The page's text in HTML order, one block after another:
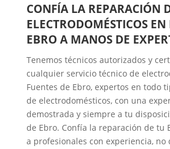
CONFÍA LA REPARACIÓN
ELECTRODOMÉSTICOS EN
EBRO A MANOS DE
Tenemos técnicos autorizados y
cualquier servicio técnico de
Fuentes de Ebro, expertos en todo
de electrodomésticos, con una
demostrada y siempre a tu
de Ebro. Confía la reparación de tu
a profesionales con experiencia, no